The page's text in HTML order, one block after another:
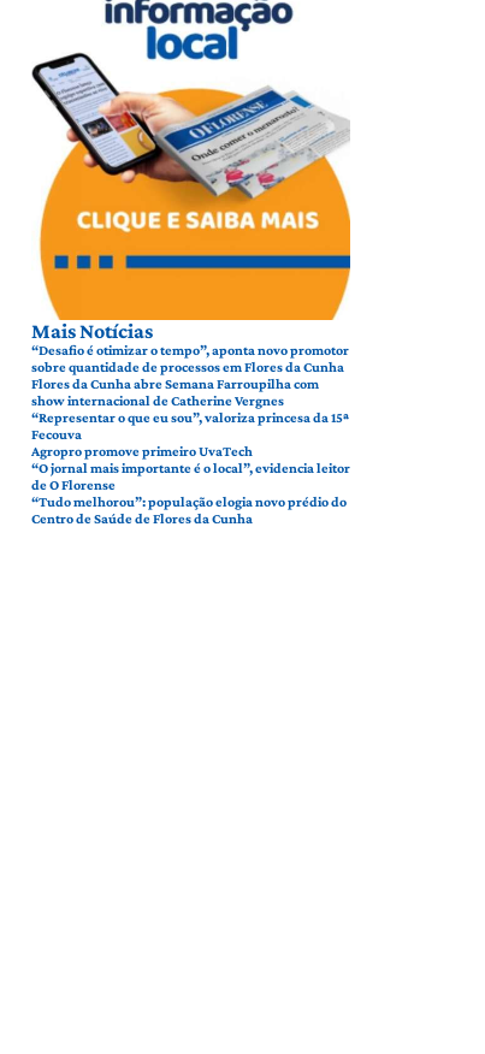
Mais Notícias
“Desafio é otimizar o tempo”, aponta novo promotor
sobre quantidade de processos em Flores da Cunha
Flores da Cunha abre Semana Farroupilha com
show internacional de Catherine Vergnes
“Representar o que eu sou”, valoriza princesa da 15ª
Fecouva
Agropro promove primeiro UvaTech
“O jornal mais importante é o local”, evidencia leitor
de O Florense
“Tudo melhorou”: população elogia novo prédio do
Centro de Saúde de Flores da Cunha